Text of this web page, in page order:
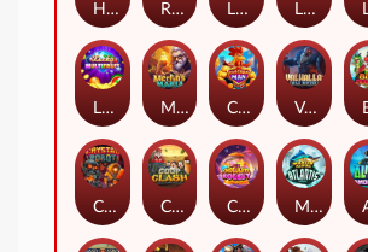
Hand of Anubis Rise of Fortuna LE FOOTBALL FAN LE HOOLIGAN
Lucky Multifruit Merlin's Mania Chicken Man Valhalla: Wild Winter
Crystal Robot Coop Clash Chocolate Rocket Marlin Masters Atlantis